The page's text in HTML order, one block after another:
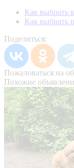
Как выбрать
Как выбрать
Поделиться:
Пожаловаться на
Похожие